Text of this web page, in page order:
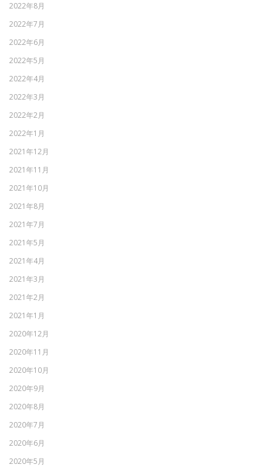
2022年8月
2022年7月
2022年6月
2022年5月
2022年4月
2022年3月
2022年2月
2022年1月
2021年12月
2021年11月
2021年10月
2021年8月
2021年7月
2021年5月
2021年4月
2021年3月
2021年2月
2021年1月
2020年12月
2020年11月
2020年10月
2020年9月
2020年8月
2020年7月
2020年6月
2020年5月